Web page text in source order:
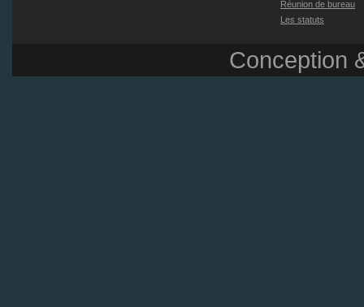
Réunion de bureau
Les statuts
Conception